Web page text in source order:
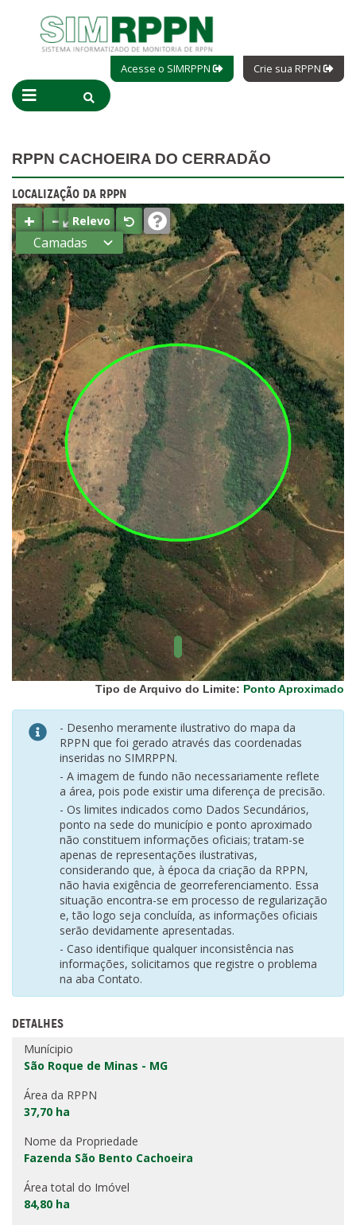
Acesse o SIMRPPN Crie sua RPPN
RPPN CACHOEIRA DO CERRADÃO
LOCALIZAÇÃO DA RPPN
+ −⤢Relevo
Camadas
Estados
Municípios
Terras
indígenas
(FUNAI)
UC Federal
UC Estaduais
UC
Municipais
Hidrografia
1:1.000.000
(ANA)
Biomas
(IBGE)
Vegetação
(IBGE)
Rodovias
(IBGE)
Relevo
(IBGE)
Tipo de Arquivo do Limite: Ponto Aproximado
- Desenho meramente ilustrativo do mapa da
RPPN que foi gerado através das coordenadas
inseridas no SIMRPPN.
- A imagem de fundo não necessariamente reflete
a área, pois pode existir uma diferença de precisão.
- Os limites indicados como Dados Secundários,
ponto na sede do município e ponto aproximado
não constituem informações oficiais; tratam-se
apenas de representações ilustrativas,
considerando que, à época da criação da RPPN,
não havia exigência de georreferenciamento. Essa
situação encontra-se em processo de regularização
e, tão logo seja concluída, as informações oficiais
serão devidamente apresentadas.
- Caso identifique qualquer inconsistência nas
informações, solicitamos que registre o problema
na aba Contato.
DETALHES
Munícipio
São Roque de Minas - MG
Área da RPPN
37,70 ha
Nome da Propriedade
Fazenda São Bento Cachoeira
Área total do Imóvel
84,80 ha